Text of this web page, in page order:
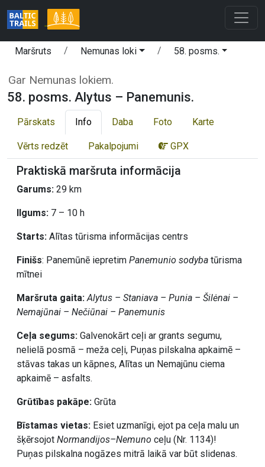
Maršruts Nemunas loki 58. posms.
Gar Nemunas lokiem.
58. posms. Alytus – Panemunis.
Pārskats Info Daba Foto Karte
Vērts redzēt Pakalpojumi GPX
Praktiskā maršruta informācija
Garums: 29 km
Ilgums: 7 – 10 h
Starts: Alītas tūrisma informācijas centrs
Finišs: Panemūnē iepretim Panemunio sodyba tūrisma
mītnei
Maršruta gaita: Alytus – Staniava – Punia – Šilėnai –
Nemajūnai – Nečiūnai – Panemunis
Ceļa segums: Galvenokārt ceļi ar grants segumu,
nelielā posmā – meža ceļi, Puņas pilskalna apkaimē –
stāvas takas un kāpnes, Alītas un Nemajūnu ciema
apkaimē – asfalts.
Grūtības pakāpe: Grūta
Bīstamas vietas: Esiet uzmanīgi, ejot pa ceļa malu un
šķērsojot Normandijos–Nemuno ceļu (Nr. 1134)!
Puņas pilskalna nogāzes mitrā laikā var būt slidenas.